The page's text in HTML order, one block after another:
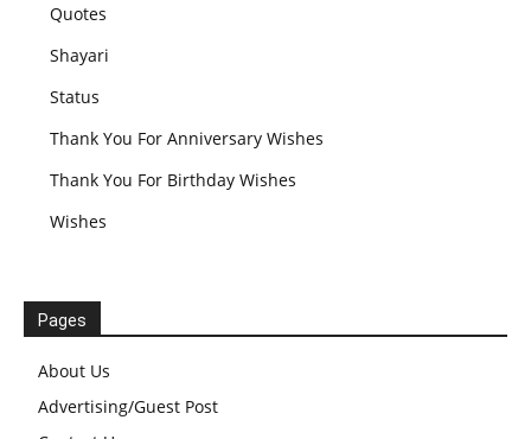
Quotes
Shayari
Status
Thank You For Anniversary Wishes
Thank You For Birthday Wishes
Wishes
Pages
About Us
Advertising/Guest Post